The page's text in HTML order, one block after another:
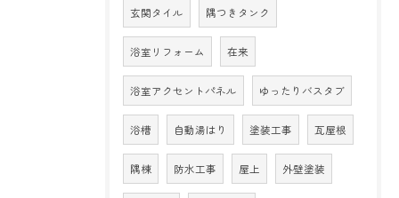
玄関タイル 隅つきタンク
浴室リフォーム 在来
浴室アクセントパネル ゆったりバスタブ
浴槽 自動湯はり 塗装工事 瓦屋根
隅棟 防水工事 屋上 外壁塗装